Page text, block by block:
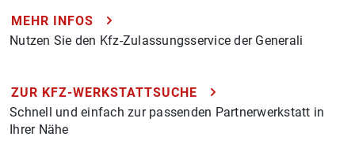
MEHR INFOS
Nutzen Sie den Kfz-Zulassungsservice der Generali
ZUR KFZ-WERKSTATTSUCHE
Schnell und einfach zur passenden Partnerwerkstatt in
Ihrer Nähe